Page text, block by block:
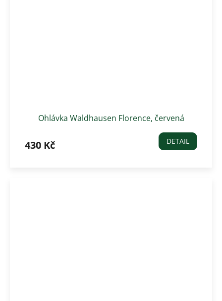
Ohlávka Waldhausen Florence, červená
430 Kč DETAIL